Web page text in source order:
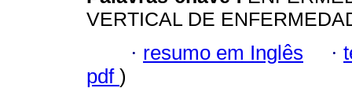
VERTICAL DE
· resumo em Inglês ·
pdf )